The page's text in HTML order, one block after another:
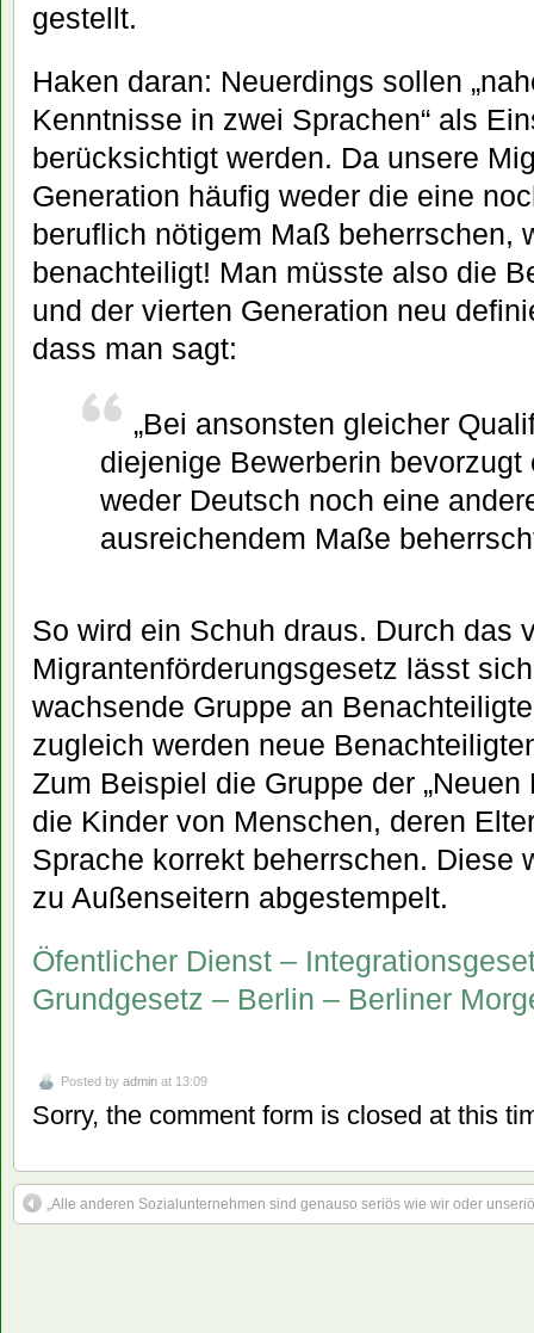
gestellt.
Haken daran: Neuerdings sollen
Kenntnisse in zwei Sprachen“ als
berücksichtigt werden. Da unsere
Generation häufig weder die eine
beruflich nötigem Maß beherrschen,
benachteiligt! Man müsste also die
und der vierten Generation neu
dass man sagt:
„Bei ansonsten gleicher
diejenige Bewerberin bevorzugt
weder Deutsch noch eine
ausreichendem Maße
So wird ein Schuh draus. Durch das
Migrantenförderungsgesetz lässt
wachsende Gruppe an
zugleich werden neue
Zum Beispiel die Gruppe der „Neuen
die Kinder von Menschen, deren
Sprache korrekt beherrschen. Diese
zu Außenseitern abgestempelt.
Öfentlicher Dienst –
Grundgesetz – Berlin – Berliner
Posted by admin at 13:09
Sorry, the comment form is closed at this
„Alle anderen Sozialunternehmen sind genauso seriös wie wir oder